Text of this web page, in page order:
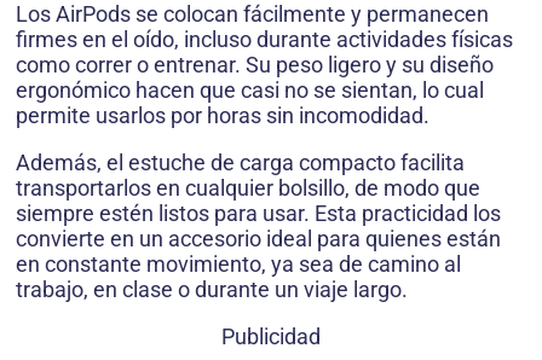
Los AirPods se colocan fácilmente y permanecen
firmes en el oído, incluso durante actividades físicas
como correr o entrenar. Su peso ligero y su diseño
ergonómico hacen que casi no se sientan, lo cual
permite usarlos por horas sin incomodidad.
Además, el estuche de carga compacto facilita
transportarlos en cualquier bolsillo, de modo que
siempre estén listos para usar. Esta practicidad los
convierte en un accesorio ideal para quienes están
en constante movimiento, ya sea de camino al
trabajo, en clase o durante un viaje largo.
Publicidad